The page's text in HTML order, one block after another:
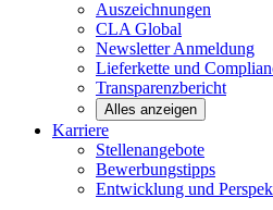
Auszeichnungen
CLA Global
NewsletterAnmeldung
Lieferkette und
Transparenzbericht
Alles anzeigen
Karriere
Stellenangebote
Bewerbungstipps
Entwicklung und